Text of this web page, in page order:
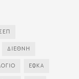
ΔΙΕΘΝΗ
ΕΦΚΑ